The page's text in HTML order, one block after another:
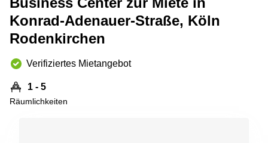
Büro
mieten
München
Büro
Mannheim
mieten
726 Köln
62 Köln
Erna-
Str. 1A
Köln
Konrad-Adenauer-Straße, Köln
Rodenkirchen
Verifiziertes Mietangebot
1 - 5
Räumlichkeiten